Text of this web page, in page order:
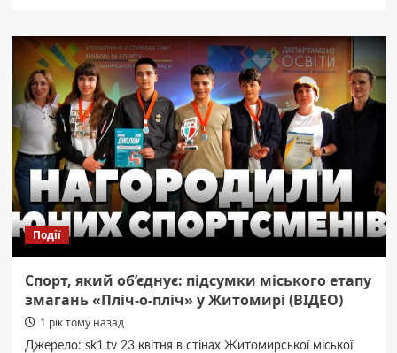
Житомирщині
розшукують
жителя
Романівської
громади
Колесника
Леоніда
Події
Спорт, який об’єднує: підсумки міського етапу
змагань «Пліч-о-пліч» у Житомирі (ВІДЕО)
1 рік тому назад
Джерело: sk1.tv 23 квітня в стінах Житомирської міської